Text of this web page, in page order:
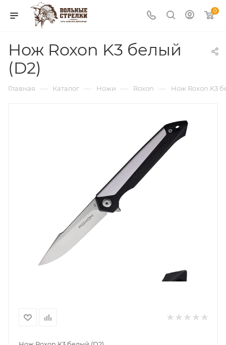
0
Нож Roxon K3 белый
(D2)
Главная — Каталог — Ножи — Roxon — Нож Roxon K3